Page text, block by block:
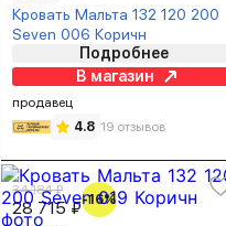
Кровать Мальта 132 120 200
Seven 006 Коричн
Подробнее
В магазин
продавец
4.8 19 отзывов
34 184 ₽
28 715 ₽-16%